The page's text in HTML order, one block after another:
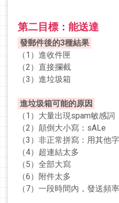
第二目標：能送達
發郵件後的3種結果
（1）進收件匣
（2）直接攔截
（3）進垃圾箱
進垃圾箱可能的原因
（1）大量出現spam敏感詞
（2）顛倒大小寫：sALe
（3）非正常拼寫：用其他
（4）超連結太多
（5）全部大寫
（6）附件太多
（7）一段時間內，發送頻